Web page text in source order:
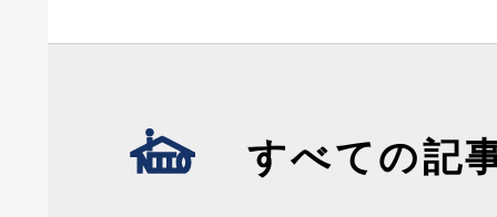
すべての記